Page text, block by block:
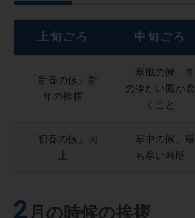
上旬ごろ 中旬ごろ
「新春の候」新
年の挨拶
「寒風の候」冬
の冷たい風が吹
くこと
「初春の候」同
「寒中の候」最
も寒い時期
2 月の時候の挨拶